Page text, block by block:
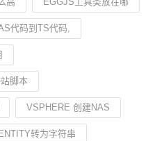
代码到TS代码,
脚本
VSPHERE 创建NAS
转为字符串